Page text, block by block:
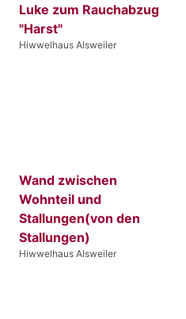
Luke zum Rauchabzug
"Harst"
Hiwwelhaus Alsweiler
Wand zwischen
Wohnteil und
Stallungen(von den
Stallungen)
Hiwwelhaus Alsweiler